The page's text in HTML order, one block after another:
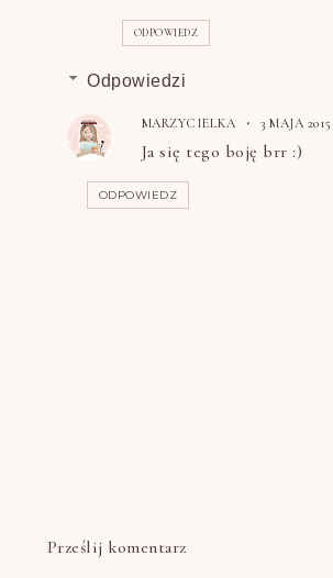
ODPOWIEDZ
Odpowiedzi
MARZYCIELKA 3 MAJA 2015
Ja się tego boję brr :)
ODPOWIEDZ
Prześlij komentarz